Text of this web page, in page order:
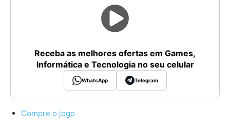
Receba as melhores ofertas em Games,
Informática e Tecnologia no seu celular
WhatsApp Telegram
Compre o jogo